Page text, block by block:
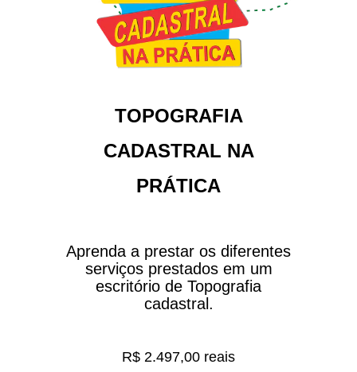
TOPOGRAFIA
CADASTRAL NA
PRÁTICA
Aprenda a prestar os diferentes
serviços prestados em um
escritório de Topografia
cadastral.
R$ 2.497,00 reais